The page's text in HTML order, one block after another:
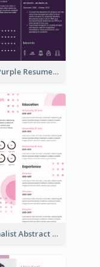
Dark Purple Resume
Minimalist Abstract Pink Resume